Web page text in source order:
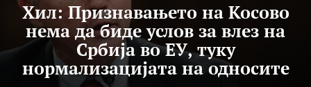
Хил: Признавањето на Косово
нема да биде услов за влез на
Србија во ЕУ, туку
нормализацијата на односите